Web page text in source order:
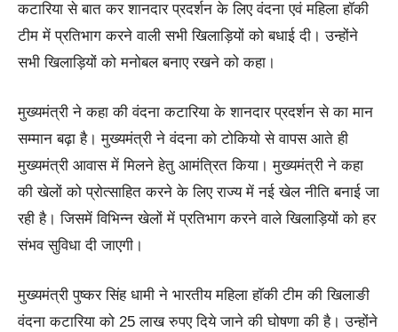
कटारिया से बात कर शानदार प्रदर्शन के लिए वंदना एवं महिला हॉकी
टीम में प्रतिभाग करने वाली सभी खिलाड़ियों को बधाई दी। उन्होंने
सभी खिलाड़ियों को मनोबल बनाए रखने को कहा।
मुख्यमंत्री ने कहा की वंदना कटारिया के शानदार प्रदर्शन से का मान
सम्मान बढ़ा है। मुख्यमंत्री ने वंदना को टोकियाे से वापस आते ही
मुख्यमंत्री आवास में मिलने हेतु आमंत्रित किया। मुख्यमंत्री ने कहा
की खेलों को प्रोत्साहित करने के लिए राज्य में नई खेल नीति बनाई जा
रही है। जिसमें विभिन्न खेलों में प्रतिभाग करने वाले खिलाड़ियों को हर
संभव सुविधा दी जाएगी।
मुख्यमंत्री पुष्कर सिंह धामी ने भारतीय महिला हाॅकी टीम की खिलाङी
वंदना कटारिया को 25 लाख रुपए दिये जाने की घोषणा की है। उन्होंने